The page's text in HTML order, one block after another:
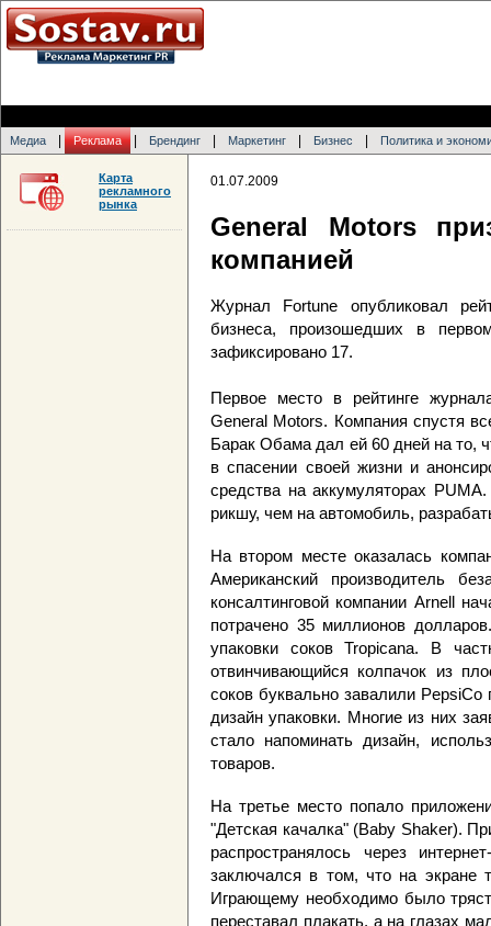
Медиа Реклама Брендинг Маркетинг Бизнес Политика и
01.07.2009
General Motors
компанией
Журнал Fortune опубликовал
бизнеса, произошедших в
зафиксировано 17.
Первое место в рейтинге
General Motors. Компания спустя
Барак Обама дал ей 60 дней на то,
в спасении своей жизни и
средства на аккумуляторах
рикшу, чем на автомобиль,
На втором месте оказалась
Американский производитель
консалтинговой компании Arnell
потрачено 35 миллионов
упаковки соков Tropicana. В
отвинчивающийся колпачок из
соков буквально завалили
дизайн упаковки. Многие из них
стало напоминать дизайн,
товаров.
На третье место попало
"Детская качалка" (Baby Shaker).
распространялось через
заключался в том, что на экране
Играющему необходимо было
переставал плакать, а на глазах
Карта
рекламного
рынка